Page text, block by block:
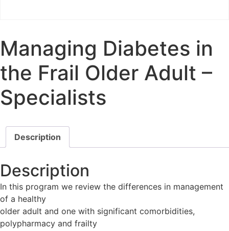
Managing Diabetes in
the Frail Older Adult –
Specialists
Description
Description
In this program we review the differences in management
of a healthy
older adult and one with significant comorbidities,
polypharmacy and frailty